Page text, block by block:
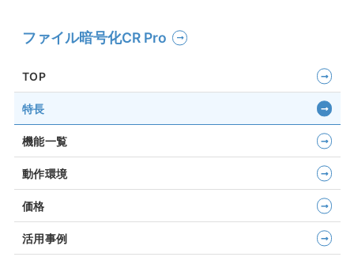
ファイル暗号化CR Pro
TOP
特長
機能一覧
動作環境
価格
活用事例